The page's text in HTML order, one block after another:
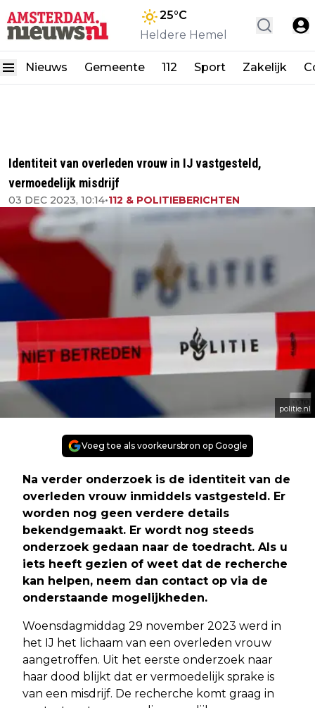
25°C
Heldere Hemel
Nieuws Gemeente 112 Sport Zakelijk
Identiteit van overleden vrouw in IJ vastgesteld,
vermoedelijk misdrijf
03 DEC 2023, 10:14•112 & POLITIEBERICHTEN
politie.nl
Voeg toe als voorkeursbron op Google
Na verder onderzoek is de identiteit van de
overleden vrouw inmiddels vastgesteld. Er
worden nog geen verdere details
bekendgemaakt. Er wordt nog steeds
onderzoek gedaan naar de toedracht. Als u
iets heeft gezien of weet dat de recherche
kan helpen, neem dan contact op via de
onderstaande mogelijkheden.
Woensdagmiddag 29 november 2023 werd in
het IJ het lichaam van een overleden vrouw
aangetroffen. Uit het eerste onderzoek naar
haar dood blijkt dat er vermoedelijk sprake is
van een misdrijf. De recherche komt graag in